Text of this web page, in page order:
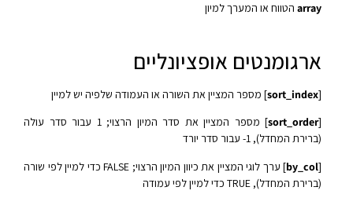
array הטווח או המערך למיון
ארגומנטים אופציונליים
[
sort_index] מספר המציין את השורה או העמודה שלפיה יש למיין
[
sort_order
] מספר המציין את סדר המיון הרצוי; 1 עבור סדר עולה
(ברירת המחדל), ‎-1 עבור סדר יורד
[
by_col
] ערך לוגי המציין את כיוון המיון הרצוי; FALSE כדי למיין לפי שורה
(ברירת המחדל), TRUE כדי למיין לפי עמודה